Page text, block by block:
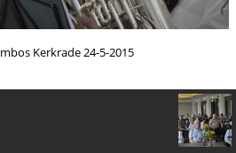
Kerkrade 24-5-2015